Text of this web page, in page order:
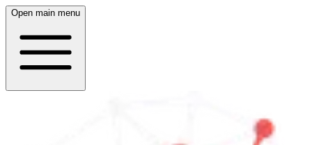
Open main menu